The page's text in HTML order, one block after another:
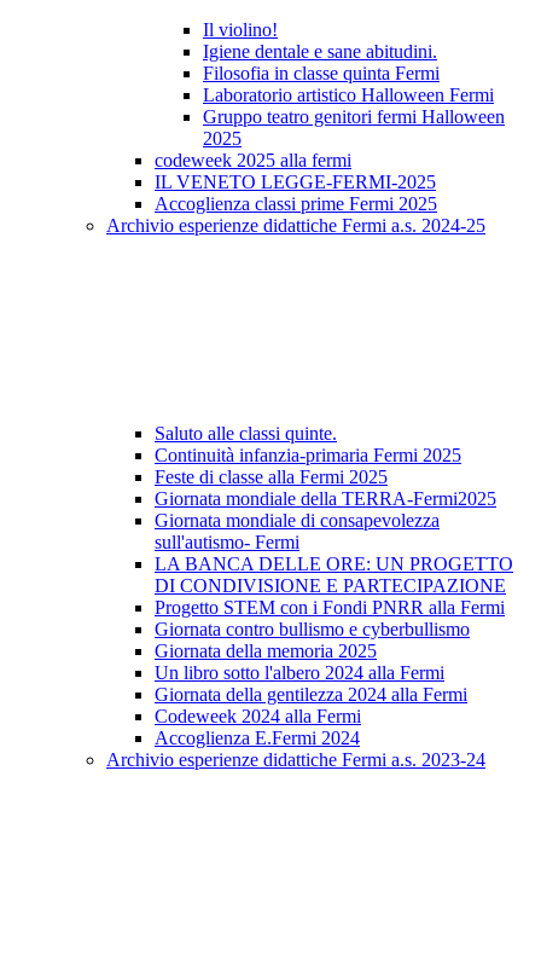
Il violino!
Igiene dentale e sane abitudini.
Filosofia in classe quinta Fermi
Laboratorio artistico Halloween Fermi
Gruppo teatro genitori fermi Halloween
2025
codeweek 2025 alla fermi
IL VENETO LEGGE-FERMI-2025
Accoglienza classi prime Fermi 2025
Archivio esperienze didattiche Fermi a.s. 2024-25
Saluto alle classi quinte.
Continuità infanzia-primaria Fermi 2025
Feste di classe alla Fermi 2025
Giornata mondiale della TERRA-Fermi2025
Giornata mondiale di consapevolezza
sull'autismo- Fermi
LA BANCA DELLE ORE: UN PROGETTO
DI CONDIVISIONE E PARTECIPAZIONE
Progetto STEM con i Fondi PNRR alla Fermi
Giornata contro bullismo e cyberbullismo
Giornata della memoria 2025
Un libro sotto l'albero 2024 alla Fermi
Giornata della gentilezza 2024 alla Fermi
Codeweek 2024 alla Fermi
Accoglienza E.Fermi 2024
Archivio esperienze didattiche Fermi a.s. 2023-24